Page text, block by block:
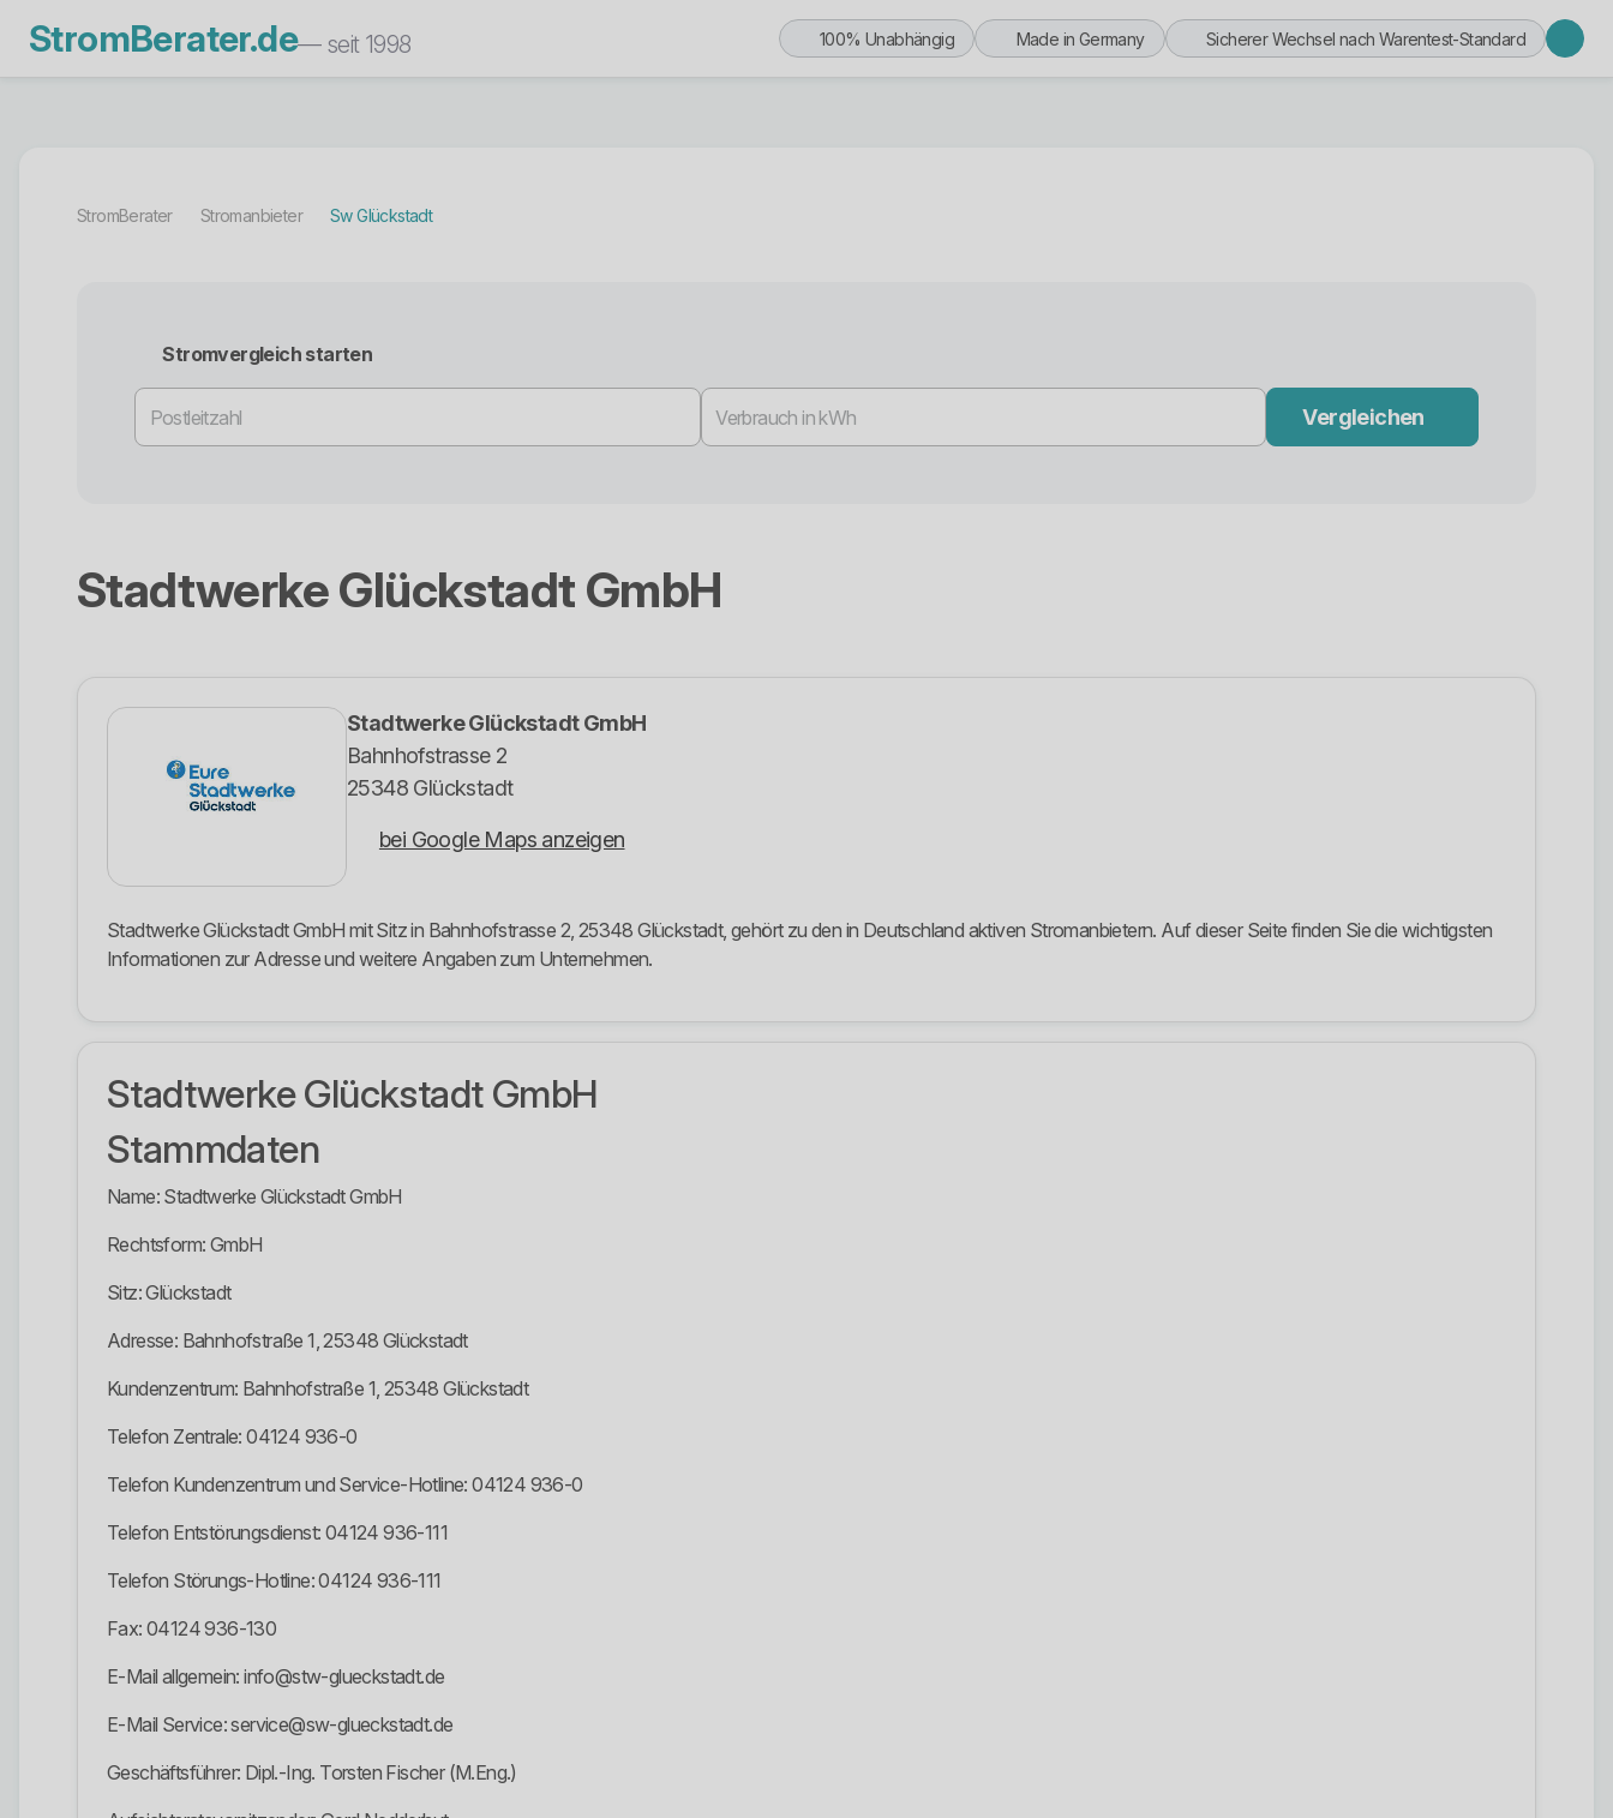
StromBerater.de— seit 1998 100% Unabhängig Made in Germany Sicherer Wechsel nach Warentest-Standard
StromBerater Stromanbieter Sw Glückstadt
Stromvergleich starten
Vergleichen
Stadtwerke Glückstadt GmbH
Stadtwerke Glückstadt GmbH
Bahnhofstrasse 2
25348 Glückstadt
bei Google Maps anzeigen
Stadtwerke Glückstadt GmbH mit Sitz in Bahnhofstrasse 2, 25348 Glückstadt, gehört zu den in Deutschland aktiven Stromanbietern. Auf dieser Seite finden Sie die wichtigsten
Informationen zur Adresse und weitere Angaben zum Unternehmen.
Stadtwerke Glückstadt GmbH
Stammdaten
Name: Stadtwerke Glückstadt GmbH
Rechtsform: GmbH
Sitz: Glückstadt
Adresse: Bahnhofstraße 1, 25348 Glückstadt
Kundenzentrum: Bahnhofstraße 1, 25348 Glückstadt
Telefon Zentrale: 04124 936-0
Telefon Kundenzentrum und Service-Hotline: 04124 936-0
Telefon Entstörungsdienst: 04124 936-111
Telefon Störungs-Hotline: 04124 936-111
Fax: 04124 936-130
E-Mail allgemein: info@stw-glueckstadt.de
E-Mail Service: service@sw-glueckstadt.de
Geschäftsführer: Dipl.-Ing. Torsten Fischer (M.Eng.)